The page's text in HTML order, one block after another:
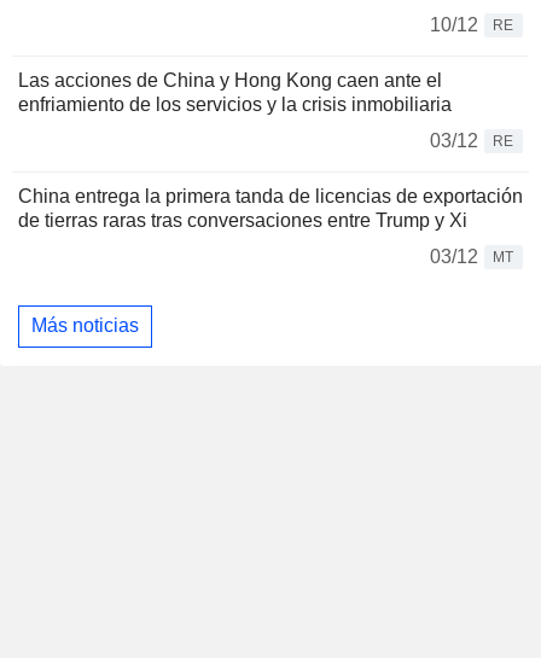
10/12
RE
Las acciones de China y Hong Kong caen ante el
enfriamiento de los servicios y la crisis inmobiliaria
03/12
RE
China entrega la primera tanda de licencias de exportación
de tierras raras tras conversaciones entre Trump y Xi
03/12
MT
Más noticias